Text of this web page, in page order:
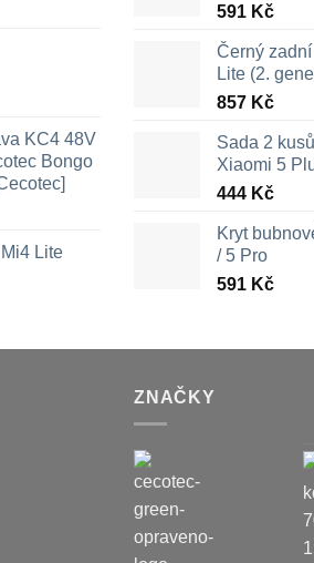
KC4 48V
Bongo
Lite
591 Kč
Černý
Lite (2.
857 Kč
Sada 2
Xiaomi 5
444 Kč
Kryt
/ 5 Pro
591 Kč
ZNAČKY